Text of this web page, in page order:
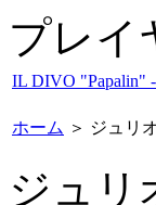
プレイ
IL DIVO "Papalin"
ホーム ＞ ジュリ
ジュリ